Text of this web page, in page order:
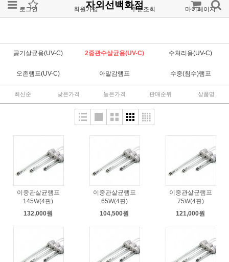
로그인 회원가입 주문조회 마이페이지
자외선백화점
공기살균용(UV-C) 2중관수살균용(UV-C) 수처리용(UV-C)
오존램프(UV-C) 아말감램프 수중(침수)램프
최신순 낮은가격 높은가격 판매순위 상품명
이중관살균램프
145W(4핀)
132,000원
이중관살균램프
65W(4핀)
104,500원
이중관살균램프
75W(4핀)
121,000원